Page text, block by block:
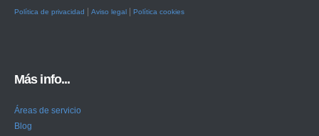
Política de privacidad | Aviso legal | Política cookies
Más info...
Áreas de servicio
Blog